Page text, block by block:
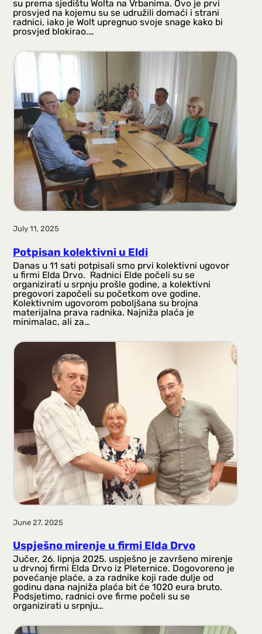
su prema sjedištu Wolta na Vrbanima. Ovo je prvi
prosvjed na kojemu su se udružili domaći i strani
radnici, iako je Wolt upregnuo svoje snage kako bi
prosvjed blokirao.…
July 11, 2025
Potpisan kolektivni u Eldi
Danas u 11 sati potpisali smo prvi kolektivni ugovor
u firmi Elda Drvo. Radnici Elde počeli su se
organizirati u srpnju prošle godine, a kolektivni
pregovori započeli su početkom ove godine.
Kolektivnim ugovorom poboljšana su brojna
materijalna prava radnika. Najniža plaća je
minimalac, ali za…
June 27, 2025
Uspješno mirenje u firmi Elda Drvo
Jučer, 26. lipnja 2025. uspješno je završeno mirenje
u drvnoj firmi Elda Drvo iz Pleternice. Dogovoreno je
povećanje plaće, a za radnike koji rade dulje od
godinu dana najniža plaća bit će 1020 eura bruto.
Podsjetimo, radnici ove firme počeli su se
organizirati u srpnju…